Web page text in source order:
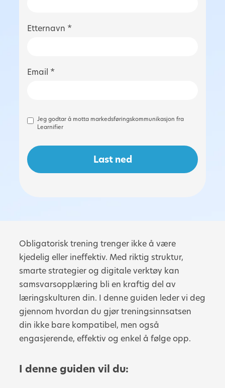
Etternavn *
Email *
Jeg godtar å motta markedsføringskommunikasjon fra
Learnifier
Obligatorisk trening trenger ikke å være
kjedelig eller ineffektiv. Med riktig struktur,
smarte strategier og digitale verktøy kan
samsvarsopplæring bli en kraftig del av
læringskulturen din. I denne guiden leder vi deg
gjennom hvordan du gjør treningsinnsatsen
din ikke bare kompatibel, men også
engasjerende, effektiv og enkel å følge opp.
I denne guiden vil du: